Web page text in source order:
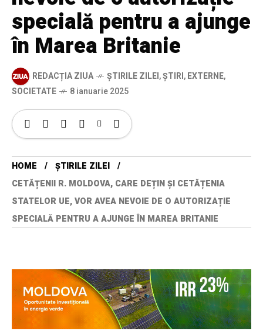
specială pentru a ajunge
în Marea Britanie
REDACȚIA ZIUA ȘTIRILE ZILEI,ȘTIRI,EXTERNE,
SOCIETATE
8 ianuarie 2025
HOME
ȘTIRILE ZILEI
CETĂȚENII R. MOLDOVA, CARE DEȚIN ȘI CETĂȚENIA
STATELOR UE, VOR AVEA NEVOIE DE O AUTORIZAȚIE
SPECIALĂ PENTRU A AJUNGE ÎN MAREA BRITANIE